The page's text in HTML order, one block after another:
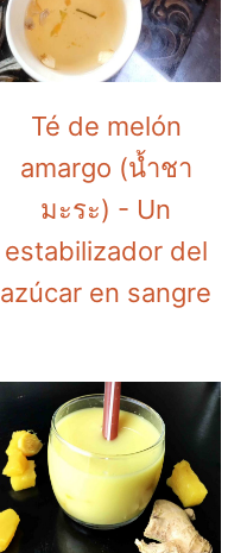
Té de melón
amargo (น้ำชา
มะระ) - Un
estabilizador del
azúcar en sangre